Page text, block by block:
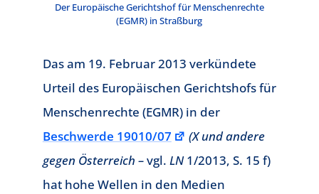
Der Europäische Gerichtshof für Menschenrechte
(EGMR) in Straßburg
Das am 19. Februar 2013 verkündete
Urteil des Europäischen Gerichtshofs für
Menschenrechte (EGMR) in der
Beschwerde 19010/07
(X und andere
gegen Österreich –vgl. LN1/2013, S. 15 f)
hat hohe Wellen in den Medien